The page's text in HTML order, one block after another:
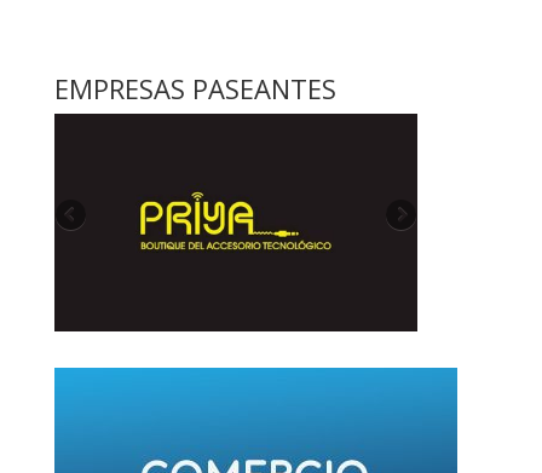
EMPRESAS PASEANTES